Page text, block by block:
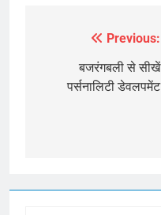
navigation
Previous:
बजरंगबली से सी‍खें
पर्सनालिटी डेवलपमेंट